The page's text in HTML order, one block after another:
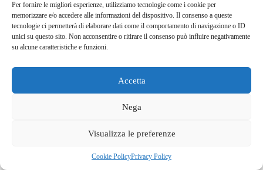
Per fornire le migliori esperienze, utilizziamo tecnologie come i cookie per
memorizzare e/o accedere alle informazioni del dispositivo. Il consenso a queste
tecnologie ci permetterà di elaborare dati come il comportamento di navigazione o ID
unici su questo sito. Non acconsentire o ritirare il consenso può influire negativamente
su alcune caratteristiche e funzioni.
Accetta
Nega
Visualizza le preferenze
Cookie PolicyPrivacy Policy
Vivi la Montagna
Cucina e prodotti tipici